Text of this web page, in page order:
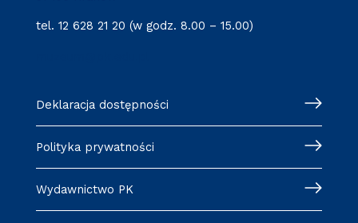
tel. 12 628 21 20 (w godz. 8.00 – 15.00)
Deklaracja dostępności
Polityka prywatności
Wydawnictwo PK